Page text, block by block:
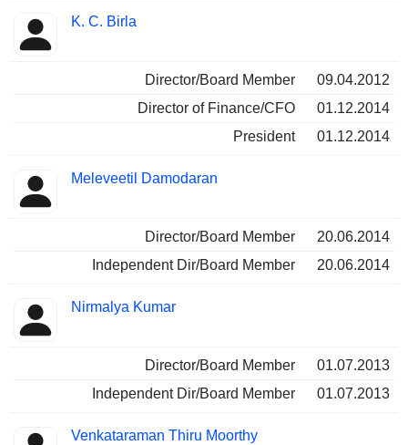
K. C. Birla
Director/Board Member
09.04.2012
Director of Finance/CFO
01.12.2014
President
01.12.2014
Meleveetil Damodaran
Director/Board Member
20.06.2014
Independent Dir/Board Member
20.06.2014
Nirmalya Kumar
Director/Board Member
01.07.2013
Independent Dir/Board Member
01.07.2013
Venkataraman Thiru Moorthy